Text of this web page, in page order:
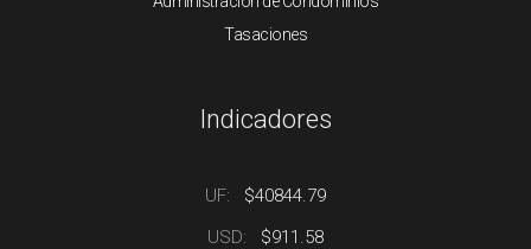
Tasaciones
Indicadores
UF: $40844.79
USD: $911.58